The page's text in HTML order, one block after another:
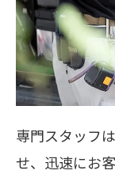
専門スタッフ
せ、迅速にお